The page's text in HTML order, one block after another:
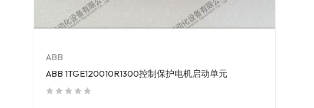
ABB
ABB 1TGE120010R1300控制保护电机启动单元